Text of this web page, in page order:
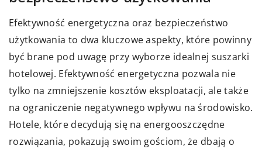
Efektywność energetyczna oraz bezpieczeństwo
użytkowania to dwa kluczowe aspekty, które powinny
być brane pod uwagę przy wyborze idealnej suszarki
hotelowej. Efektywność energetyczna pozwala nie
tylko na zmniejszenie kosztów eksploatacji, ale także
na ograniczenie negatywnego wpływu na środowisko.
Hotele, które decydują się na energooszczędne
rozwiązania, pokazują swoim gościom, że dbają o